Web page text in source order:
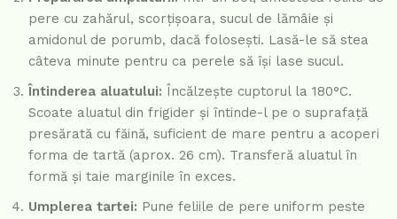
pere cu zahărul, scorțișoara, sucul de lămâie și
amidonul de porumb, dacă folosești. Lasă-le să stea
câteva minute pentru ca perele să își lase sucul.
Întinderea aluatului: Încălzește cuptorul la 180°C.
Scoate aluatul din frigider și întinde-l pe o suprafață
presărată cu făină, suficient de mare pentru a acoperi
forma de tartă (aprox. 26 cm). Transferă aluatul în
formă și taie marginile în exces.
Umplerea tartei: Pune feliile de pere uniform peste